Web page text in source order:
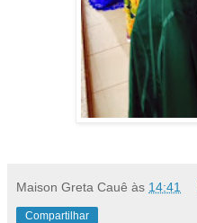
Maison Greta Cauê às 14:41
Compartilhar